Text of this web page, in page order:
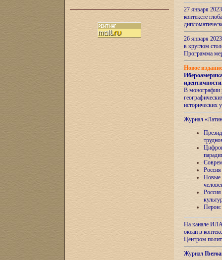
27 января
контексте
26 января
в круглом
Программа
Новое
идентичности
В монографии
исторических
Журнал
Новые
Перон:
На канале
океан в
Центром
Журнал